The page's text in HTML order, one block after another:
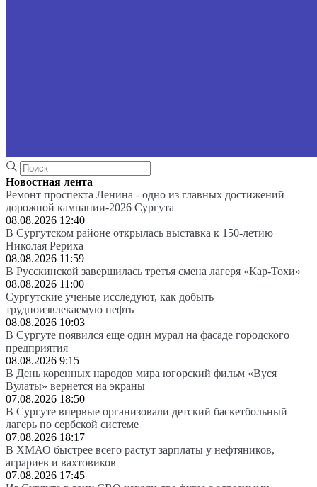
Новостная лента
Ремонт проспекта Ленина - одно из главных достижений
дорожной кампании-2026 Сургута
08.08.2026 12:40
В Сургутском районе открылась выставка к 150-летию
Николая Рериха
08.08.2026 11:59
В Русскинской завершилась третья смена лагеря «Кар-Тохи»
08.08.2026 11:00
Сургутские ученые исследуют, как добыть
трудноизвлекаемую нефть
08.08.2026 10:03
В Сургуте появился еще один мурал на фасаде городского
предприятия
08.08.2026 9:15
В День коренных народов мира югорский фильм «Вуся
Вулаты» вернется на экраны
07.08.2026 18:50
В Сургуте впервые организовали детский баскетбольный
лагерь по сербской системе
07.08.2026 18:17
В ХМАО быстрее всего растут зарплаты у нефтяников,
аграриев и вахтовиков
07.08.2026 17:45